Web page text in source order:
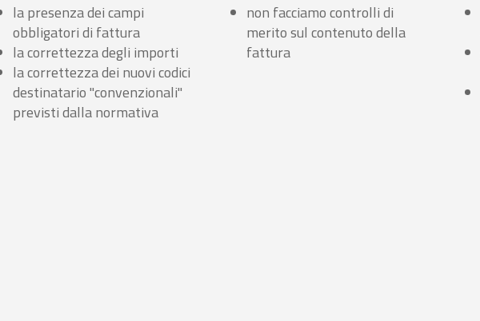
la presenza dei campi
obbligatori di fattura
la correttezza degli importi
la correttezza dei nuovi codici
destinatario "convenzionali"
previsti dalla normativa
non facciamo controlli di
merito sul contenuto della
fattura